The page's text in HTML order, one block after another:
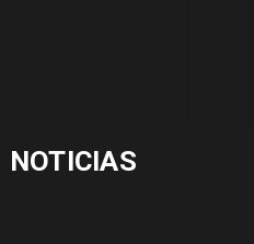
NOTICIAS